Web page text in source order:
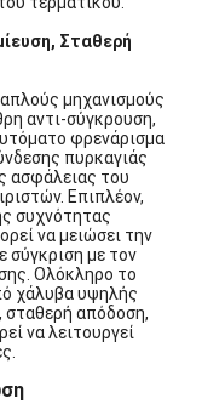
Σταθερή
μηχανισμούς
αντι-σύγκρουση,
φρενάρισμα
πυρκαγιάς
ασφάλειας του
Επιπλέον,
συχνότητας
να μειώσει την
σύγκριση με τον
Ολόκληρο το
χάλυβα υψηλής
σταθερή απόδοση,
να λειτουργεί